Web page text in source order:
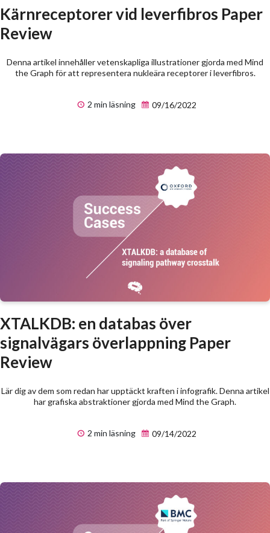
Kärnreceptorer vid leverfibros Paper
Review
Denna artikel innehåller vetenskapliga illustrationer gjorda med Mind
the Graph för att representera nukleära receptorer i leverfibros.
2 min läsning 09/16/2022
XTALKDB: en databas över
signalvägars överlappning Paper
Review
Lär dig av dem som redan har upptäckt kraften i infografik. Denna artikel
har grafiska abstraktioner gjorda med Mind the Graph.
2 min läsning 09/14/2022